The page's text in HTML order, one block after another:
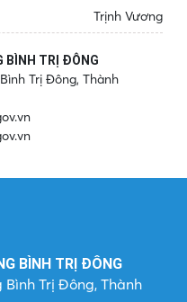
Trịnh Vương
BÌNH TRỊ ĐÔNG
Trị Đông, Thành
BÌNH TRỊ ĐÔNG
Bình Trị Đông, Thành